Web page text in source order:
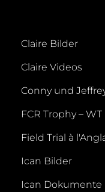
Claire Bilder
Claire Videos
Conny und
FCR Trophy –
Field Trial à
Ican Bilder
Ican Dokumente